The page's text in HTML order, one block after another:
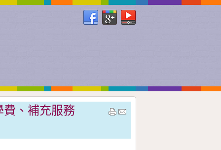
、補充服務